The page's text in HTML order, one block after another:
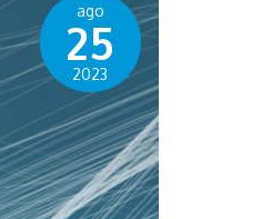
ago
25
2023